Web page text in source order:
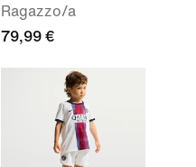
Ragazzo/a
79,99 €